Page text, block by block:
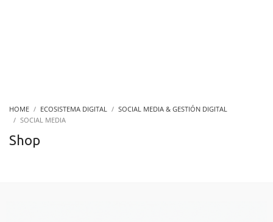
HOME ECOSISTEMA DIGITAL
SOCIAL MEDIA & GESTIÓN DIGITAL
SOCIAL MEDIA
Shop